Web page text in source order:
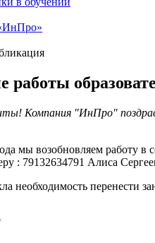
работы
Компания "ИнПро"
мы возобновляем работу
: 79132634791 Алиса
необходимость перенести